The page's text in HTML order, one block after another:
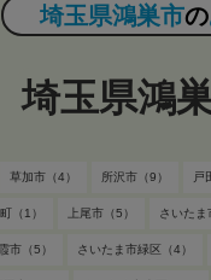
埼玉県鴻巣市の
埼玉県鴻
草加市（4） 所沢市（9） 戸
（1） 上尾市（5） さいたま
市（5） さいたま市緑区（4）